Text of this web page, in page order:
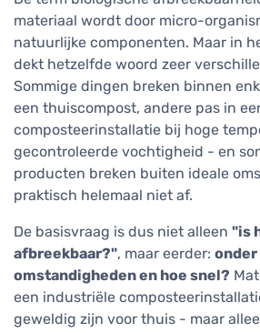
materiaal wordt door micro-
natuurlijke componenten. Maar in
dekt hetzelfde woord zeer
Sommige dingen breken binnen
een thuiscompost, andere pas in
composteerinstallatie bij hoge
gecontroleerde vochtigheid - en
producten breken buiten ideale
praktisch helemaal niet af.
De basisvraag is dus niet alleen "is
afbreekbaar?", maar eerder: onder
omstandigheden en hoe snel?
een industriële
geweldig zijn voor thuis - maar